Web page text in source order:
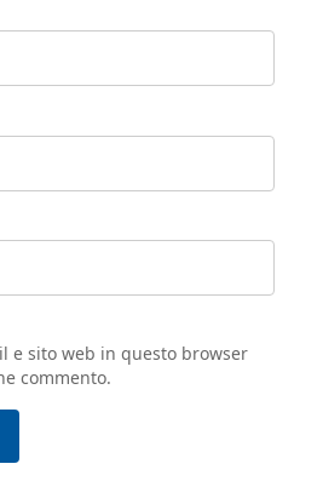
e sito web in questo browser
commento.